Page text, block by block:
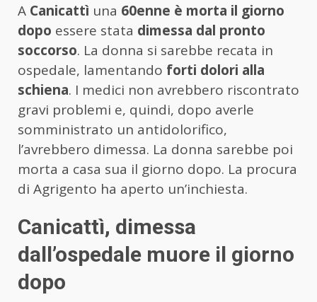
A Canicattì una 60enne è morta il giorno
dopo essere stata dimessa dal pronto
soccorso. La donna si sarebbe recata in
ospedale, lamentando forti dolori alla
schiena. I medici non avrebbero riscontrato
gravi problemi e, quindi, dopo averle
somministrato un antidolorifico,
l’avrebbero dimessa. La donna sarebbe poi
morta a casa sua il giorno dopo. La procura
di Agrigento ha aperto un’inchiesta.
Canicattì, dimessa
dall’ospedale muore il giorno
dopo